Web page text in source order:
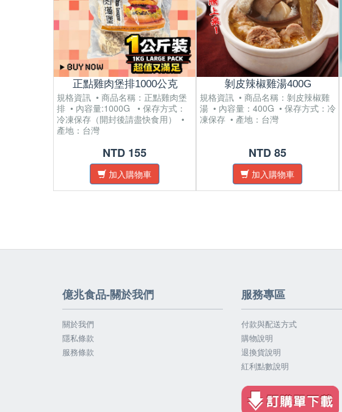
正點雞肉堡排1000公克
規格資訊 • 商品名稱：正點雞肉堡
排 • 內容量:1000G • 保存方式：
冷凍保存（開封後請盡快食用） •
產地：台灣
NTD 155
加入購物車
剝皮辣椒雞湯400G
規格資訊 • 商品名稱：剝皮辣椒雞
湯 • 內容量：400G • 保存方式：冷
凍保存 • 產地：台灣
NTD 85
加入購物車
億兆食品-關於我們
關於我們
隱私條款
服務條款
服務專區
付款與配送方式
購物說明
退換貨說明
紅利點數說明